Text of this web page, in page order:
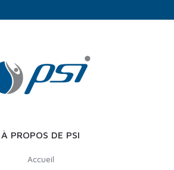
À PROPOS DE PSI
Accueil